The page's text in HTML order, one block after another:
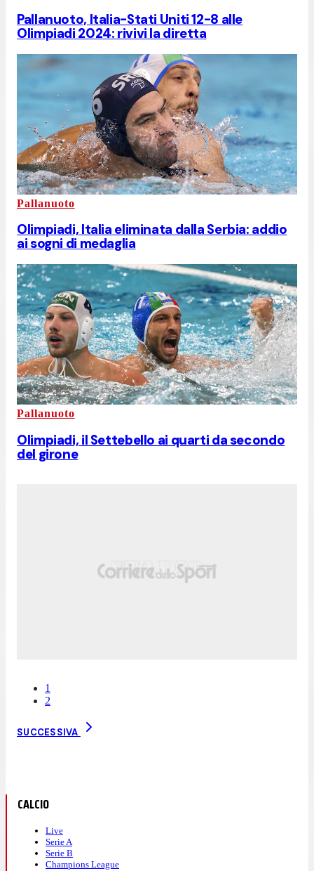
Pallanuoto, Italia-Stati Uniti 12-8 alle
Olimpiadi 2024: rivivi la diretta
Pallanuoto
Olimpiadi, Italia eliminata dalla Serbia: addio
ai sogni di medaglia
Pallanuoto
Olimpiadi, il Settebello ai quarti da secondo
del girone
1
2
SUCCESSIVA
CALCIO
Live
Serie A
Serie B
Champions League